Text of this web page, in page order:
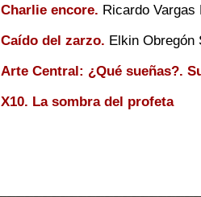
Charlie encore. Ricardo Vargas
Caído del zarzo. Elkin Obregón
Arte Central: ¿Qué sueñas?.
X10. La sombra del profeta